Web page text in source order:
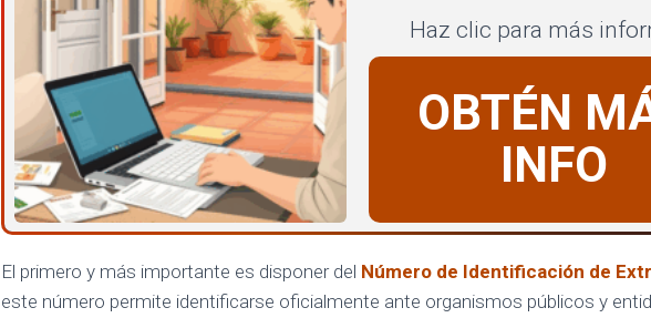
Haz clic para más
OBTÉN
INFO
El primero y más importante es disponer del Número de Identificación de
este número permite identificarse oficialmente ante organismos públicos y